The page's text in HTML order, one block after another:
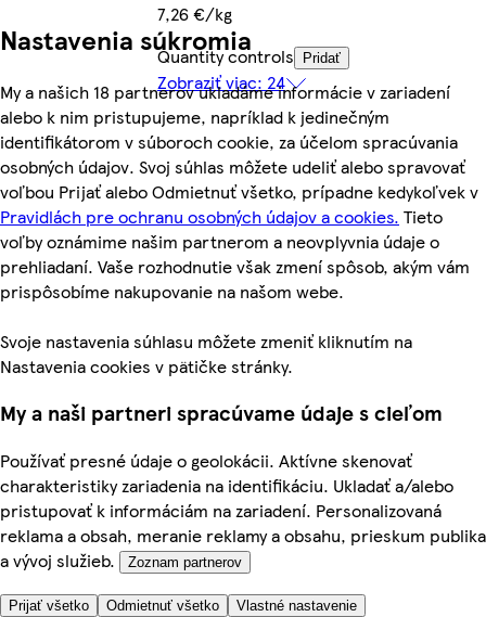
Nastavenia súkromia
My a našich 18 partnerov ukladáme informácie v zariadení
alebo k nim pristupujeme, napríklad k jedinečným
identifikátorom v súboroch cookie, za účelom spracúvania
osobných údajov. Svoj súhlas môžete udeliť alebo spravovať
voľbou Prijať alebo Odmietnuť všetko, prípadne kedykoľvek v
Pravidlách pre ochranu osobných údajov a cookies. Tieto
voľby oznámime našim partnerom a neovplyvnia údaje o
prehliadaní. Vaše rozhodnutie však zmení spôsob, akým vám
prispôsobíme nakupovanie na našom webe.
Svoje nastavenia súhlasu môžete zmeniť kliknutím na
Nastavenia cookies v pätičke stránky.
My a naši partneri spracúvame údaje s cieľom
Používať presné údaje o geolokácii. Aktívne skenovať
charakteristiky zariadenia na identifikáciu. Ukladať a/alebo
pristupovať k informáciám na zariadení. Personalizovaná
reklama a obsah, meranie reklamy a obsahu, prieskum publika
a vývoj služieb.
Zoznam partnerov
Prijať všetko Odmietnuť všetko Vlastné nastavenie
7,26 €/kg
Quantity controls
Pridať
Zobraziť viac: 24